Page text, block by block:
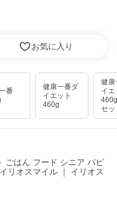
お気に入り
番
健康一番ダ
イエット
460g
健康
イ
セッ
ごはん フード シニア パピ
リオスマイル ｜ イリオス